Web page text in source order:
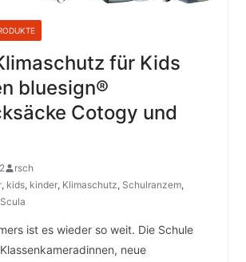
für Kids
bluesign®
Cotogy und
rsch
, kids, kinder, Klimaschutz, Schulranzem,
Scula
ist es wieder so weit. Die Schule
neue